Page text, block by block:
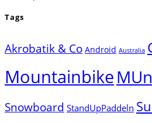
Tags
Akrobatik & Co Android Australia
Mountainbike
Snowboard StandUpPaddeln